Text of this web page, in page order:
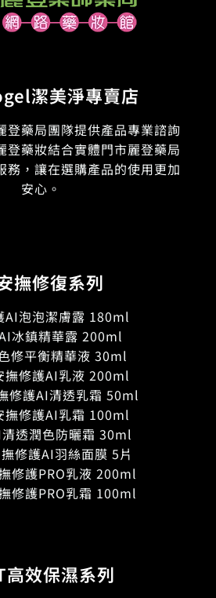
潔美淨專賣店
登藥局團隊提供產品專業諮詢
登藥妝結合實體門市麗登藥局
務，讓在選購產品的使用更加
安心。
撫修復系列
AI泡泡潔膚露 180ml
冰鎮精華露 200ml
修平衡精華液 30ml
撫修護AI乳液 200ml
修護AI清透乳霜 50ml
撫修護AI乳霜 100ml
透潤色防曬霜 30ml
修護AI羽絲面膜 5片
修護PRO乳液 200ml
修護PRO乳霜 100ml
高效保濕系列